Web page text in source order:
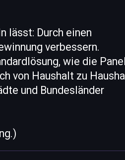
lässt: Durch einen
verbessern.
wie die
von Haushalt zu
und Bundesländer